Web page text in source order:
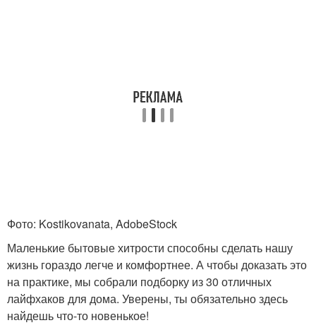
Фото: Kostikovanata, AdobeStock
Маленькие бытовые хитрости способны сделать нашу
жизнь гораздо легче и комфортнее. А чтобы доказать это
на практике, мы собрали подборку из 30 отличных
лайфхаков для дома. Уверены, ты обязательно здесь
найдешь что-то новенькое!